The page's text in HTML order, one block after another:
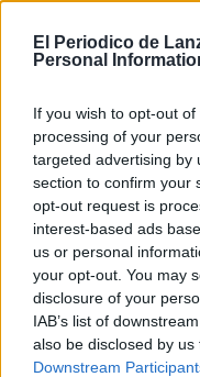
El Periodico de
Personal
If you wish to opt-out
processing of your
targeted advertising by
section to confirm your
opt-out request is
interest-based ads
us or personal
your opt-out. You may
disclosure of your
IAB’s list of
also be disclosed by
Downstream
Lago, valora "la unión
y profesores que es
chicas de poner en lo
nombre de su colegio.
grupos aceptaron con
resultado de las
la victoria del rival, esa
estampa que nos deja
Escolares".
El Ayuntamiento de
colaboración de los
y el profesorado de los
como el apoyo de
del municipio que
atentos al desarrollo de